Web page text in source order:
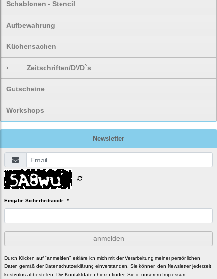
Schablonen - Stencil
Aufbewahrung
Küchensachen
› Zeitschriften/DVD`s
Gutscheine
Workshops
Newsletter
Eingabe Sicherheitscode: *
anmelden
Durch Klicken auf "anmelden" erkläre ich mich mit der Verarbeitung meiner persönlichen
Daten gemäß der Datenschutzerklärung einverstanden. Sie können den Newsletter jederzeit
kostenlos abbestellen. Die Kontaktdaten hierzu finden Sie in unserem Impressum.